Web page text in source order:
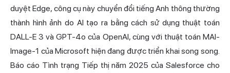
duyệt Edge, công cụ này chuyển đổi tiếng Anh thông thường
thành hình ảnh do AI tạo ra bằng cách sử dụng thuật toán
DALL-E 3 và GPT-4o của OpenAI, cùng với thuật toán MAI-
Image-1 của Microsoft hiện đang được triển khai song song.
Báo cáo Tình trạng Tiếp thị năm 2025 của Salesforce cho